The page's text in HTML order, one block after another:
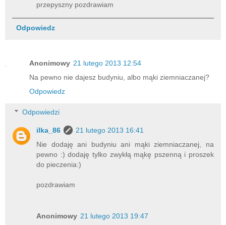
przepyszny pozdrawiam
Odpowiedz
Anonimowy 21 lutego 2013 12:54
Na pewno nie dajesz budyniu, albo mąki ziemniaczanej?
Odpowiedz
Odpowiedzi
ilka_86
21 lutego 2013 16:41
Nie dodaję ani budyniu ani mąki ziemniaczanej, na
pewno :) dodaję tylko zwykłą mąkę pszenną i proszek
do pieczenia:)
pozdrawiam
Anonimowy 21 lutego 2013 19:47